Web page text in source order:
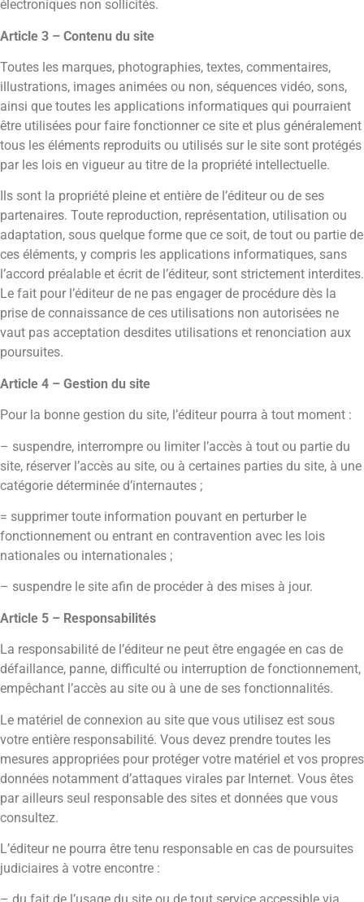
électroniques non sollicités.
Article 3 – Contenu du site
Toutes les marques, photographies, textes, commentaires,
illustrations, images animées ou non, séquences vidéo, sons,
ainsi que toutes les applications informatiques qui pourraient
être utilisées pour faire fonctionner ce site et plus généralement
tous les éléments reproduits ou utilisés sur le site sont protégés
par les lois en vigueur au titre de la propriété intellectuelle.
Ils sont la propriété pleine et entière de l’éditeur ou de ses
partenaires. Toute reproduction, représentation, utilisation ou
adaptation, sous quelque forme que ce soit, de tout ou partie de
ces éléments, y compris les applications informatiques, sans
l’accord préalable et écrit de l’éditeur, sont strictement interdites.
Le fait pour l’éditeur de ne pas engager de procédure dès la
prise de connaissance de ces utilisations non autorisées ne
vaut pas acceptation desdites utilisations et renonciation aux
poursuites.
Article 4 – Gestion du site
Pour la bonne gestion du site, l’éditeur pourra à tout moment :
– suspendre, interrompre ou limiter l’accès à tout ou partie du
site, réserver l’accès au site, ou à certaines parties du site, à une
catégorie déterminée d’internautes ;
= supprimer toute information pouvant en perturber le
fonctionnement ou entrant en contravention avec les lois
nationales ou internationales ;
– suspendre le site afin de procéder à des mises à jour.
Article 5 – Responsabilités
La responsabilité de l’éditeur ne peut être engagée en cas de
défaillance, panne, difficulté ou interruption de fonctionnement,
empêchant l’accès au site ou à une de ses fonctionnalités.
Le matériel de connexion au site que vous utilisez est sous
votre entière responsabilité. Vous devez prendre toutes les
mesures appropriées pour protéger votre matériel et vos propres
données notamment d’attaques virales par Internet. Vous êtes
par ailleurs seul responsable des sites et données que vous
consultez.
L’éditeur ne pourra être tenu responsable en cas de poursuites
judiciaires à votre encontre :